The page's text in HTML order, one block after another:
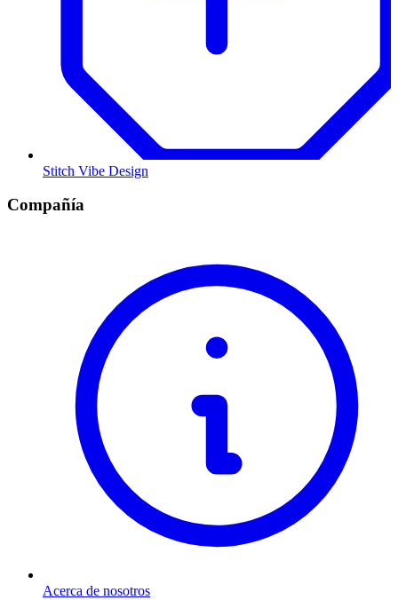
Stitch Vibe Design
Compañía
Acerca de nosotros